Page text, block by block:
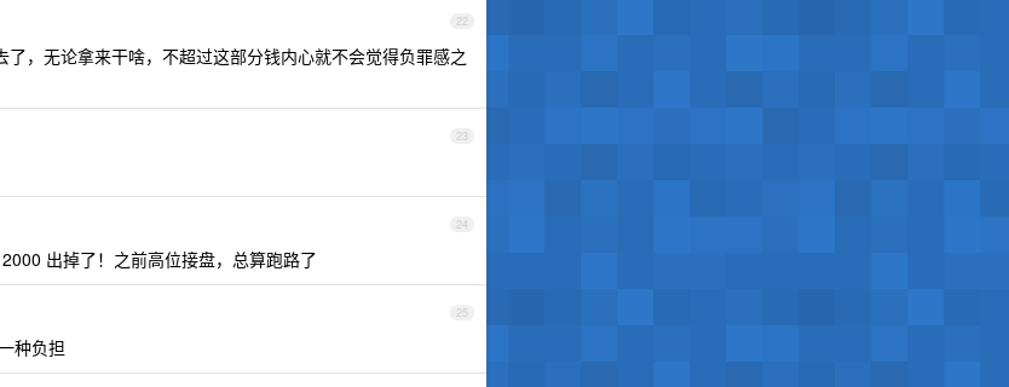
22
，无论拿来干啥，不超过这部分钱内心就不会觉得负罪感之
23
24
出掉了！之前高位接盘，总算跑路了
25
种负担